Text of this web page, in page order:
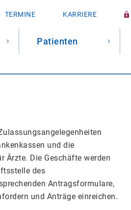
TERMINE KARRIERE
Patienten
und die
Ärzte. Die Geschäfte werden
des
Antragsformulare,
und Anträge einreichen.